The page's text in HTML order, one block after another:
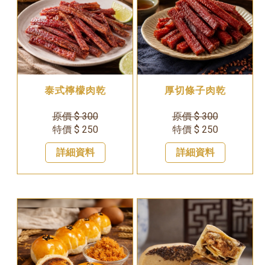
泰式檸檬肉乾
原價 $ 300
特價 $ 250
詳細資料
厚切條子肉乾
原價 $ 300
特價 $ 250
詳細資料